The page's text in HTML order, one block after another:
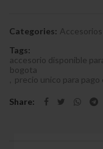
Categories: Accesorios
Tags:
accesorio disponible
bogota
precio unico para
Share